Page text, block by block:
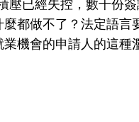
已經失控，數千份
都做不了？法定語言
機會的申請人的這種